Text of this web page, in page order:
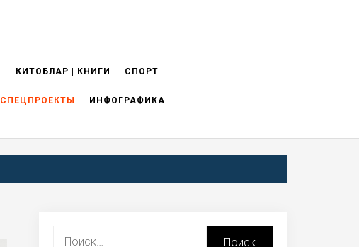
КИТОБЛАР | КНИГИ СПОРТ
СПЕЦПРОЕКТЫ ИНФОГРАФИКА
Найти: